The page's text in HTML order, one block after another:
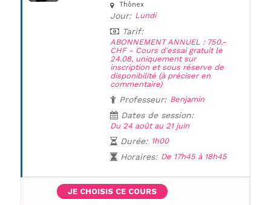
UNE QUESTION ?
Thônex
Jour: Lundi
Tarif:
ABONNEMENT ANNUEL : 750.-
CHF - Cours d'essai gratuit le
24.08, uniquement sur
inscription et sous réserve de
disponibilité (à préciser en
commentaire)
Professeur: Benjamin
Dates de session:
Du 24 août au 21 juin
Durée: 1h00
Horaires: De 17h45 à 18h45
JE CHOISIS CE COURS